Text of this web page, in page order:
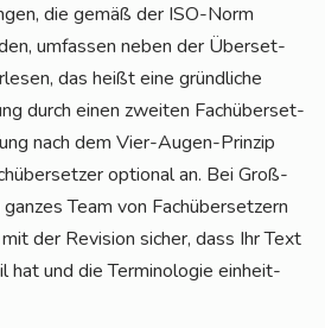
die gemäß der ISO-Norm
umfas­sen neben der Über­set­
das heißt eine gründ­li­che
durch einen zwei­ten Fach­über­set­
nach dem Vier-Augen-Prin­zip
optio­nal an. Bei Groß­
Team von Fach­über­set­zern
der Revi­si­on sicher, dass Ihr Text
hat und die Ter­mi­no­lo­gie ein­heit­